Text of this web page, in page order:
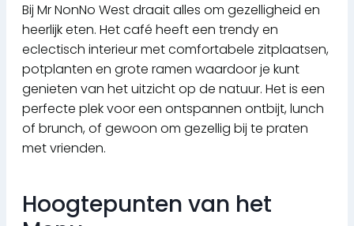
Bij Mr NonNo West draait alles om gezelligheid en
heerlijk eten. Het café heeft een trendy en
eclectisch interieur met comfortabele zitplaatsen,
potplanten en grote ramen waardoor je kunt
genieten van het uitzicht op de natuur. Het is een
perfecte plek voor een ontspannen ontbijt, lunch
of brunch, of gewoon om gezellig bij te praten
met vrienden.
Hoogtepunten van het